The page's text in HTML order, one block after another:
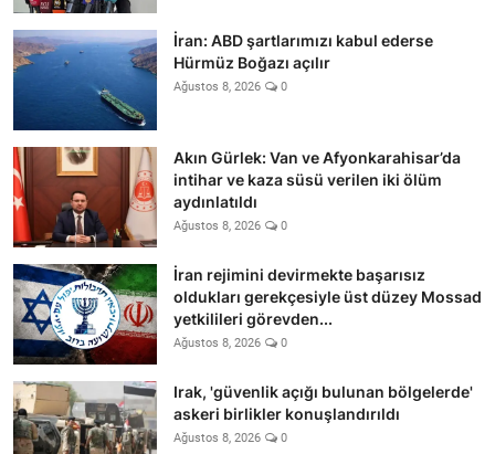
İran: ABD şartlarımızı kabul ederse
Hürmüz Boğazı açılır
Ağustos 8, 2026 0
Akın Gürlek: Van ve Afyonkarahisar’da
intihar ve kaza süsü verilen iki ölüm
aydınlatıldı
Ağustos 8, 2026 0
İran rejimini devirmekte başarısız
oldukları gerekçesiyle üst düzey Mossad
yetkilileri görevden...
Ağustos 8, 2026 0
Irak, 'güvenlik açığı bulunan bölgelerde'
askeri birlikler konuşlandırıldı
Ağustos 8, 2026 0